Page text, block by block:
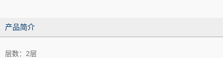
产品简介
层数：2层